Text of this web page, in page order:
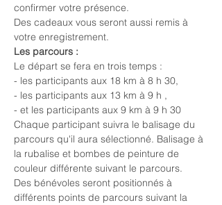
confirmer votre présence.
Des cadeaux vous seront aussi remis à
votre enregistrement.
Les parcours :
Le départ se fera en trois temps :
- les participants aux 18 km à 8 h 30,
- les participants aux 13 km à 9 h ,
- et les participants aux 9 km à 9 h 30
Chaque participant suivra le balisage du
parcours qu'il aura sélectionné. Balisage à
la rubalise et bombes de peinture de
couleur différente suivant le parcours.
Des bénévoles seront positionnés à
différents points de parcours suivant la